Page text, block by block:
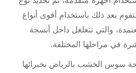
بعد ذلك باستخدام أقوى أنواع
والتي تتغلغل داخل أنسجة
في مراحلها المختلفة.
سوس الخشب بالرياض بخبرائها